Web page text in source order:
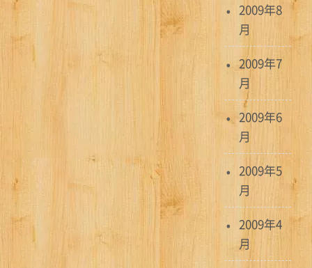
2009年8
月
2009年7
月
2009年6
月
2009年5
月
2009年4
月